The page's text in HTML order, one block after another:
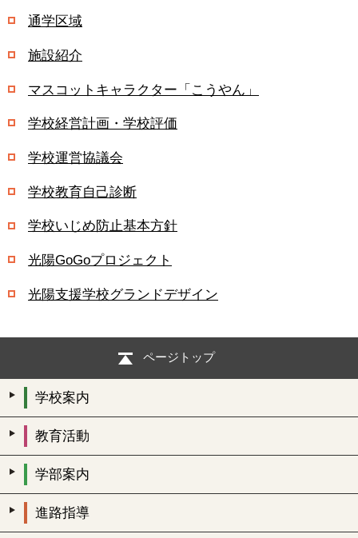
通学区域
施設紹介
マスコットキャラクター「こうやん」
学校経営計画・学校評価
学校運営協議会
学校教育自己診断
学校いじめ防止基本方針
光陽GoGoプロジェクト
光陽支援学校グランドデザイン
ページトップ
学校案内
教育活動
学部案内
進路指導